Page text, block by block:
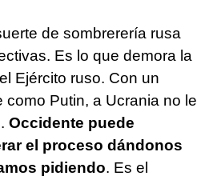
de sombrerería rusa
Es lo que demora la
Ejército ruso. Con un
como Putin, a Ucrania no le
Occidente puede
el proceso dándonos
pidiendo. Es el